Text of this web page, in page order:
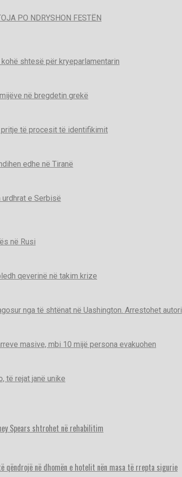
PO NDRYSHON FESTËN
shtesë për kryeparlamentarin
në bregdetin grekë
të procesit të identifikimit
edhe në Tiranë
urdhrat e Serbisë
në Rusi
qeverinë në takim krize
nga të shtënat në Uashington. Arrestohet autori
masive, mbi 10 mijë persona evakuohen
të rejat janë unike
Spears shtrohet në rehabilitim
qëndrojë në dhomën e hotelit nën masa të rrepta sigurie